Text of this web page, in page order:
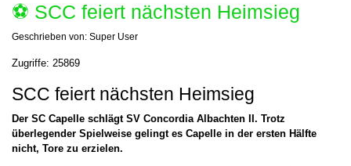
⚽️ SCC feiert nächsten Heimsieg
Geschrieben von: Super User
Zugriffe: 25869
SCC feiert nächsten Heimsieg
Der SC Capelle schlägt SV Concordia Albachten II. Trotz
überlegender Spielweise gelingt es Capelle in der ersten Hälfte
nicht, Tore zu erzielen.